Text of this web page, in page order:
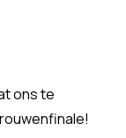
ons te